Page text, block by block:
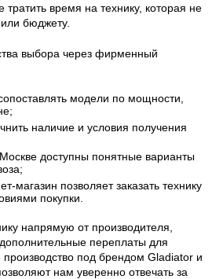
время на технику, которая не
бюджету.
выбора через фирменный
модели по мощности,
наличие и условия получения
доступны понятные варианты
магазин позволяет заказать технику
покупки.
напрямую от производителя,
переплаты для
производство под брендом Gladiator и
нам уверенно отвечать за